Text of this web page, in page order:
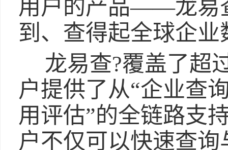
用户的产品——龙易
到、查得起全球企业
龙易查?覆盖了超
户提供了从“企业查
用评估”的全链路支
户不仅可以快速查